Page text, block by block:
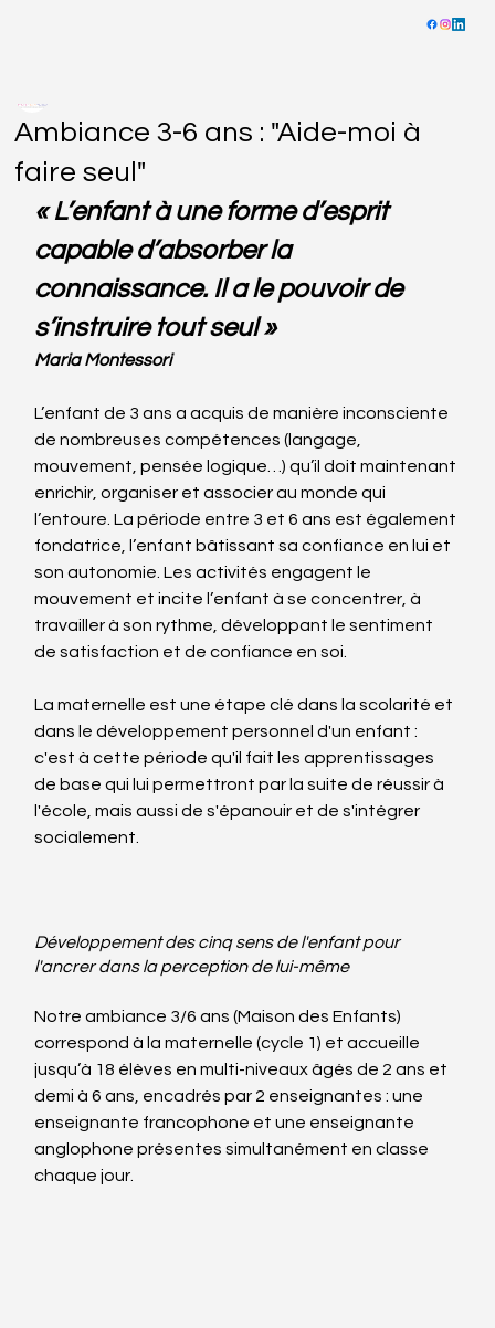
Ambiance 3-6 ans : "Aide-moi à
faire seul"
« L’enfant à une forme d’esprit
capable d’absorber la
connaissance. Il a le pouvoir de
s’instruire tout seul »
Maria Montessori
L’enfant de 3 ans a acquis de manière inconsciente
de nombreuses compétences (langage,
mouvement, pensée logique…) qu’il doit maintenant
enrichir, organiser et associer au monde qui
l’entoure. La période entre 3 et 6 ans est également
fondatrice, l’enfant bâtissant sa confiance en lui et
son autonomie. Les activités engagent le
mouvement et incite l’enfant à se concentrer, à
travailler à son rythme, développant le sentiment
de satisfaction et de confiance en soi.
La maternelle est une étape clé dans la scolarité et
dans le développement personnel d'un enfant :
c'est à cette période qu'il fait les apprentissages
de base qui lui permettront par la suite de réussir à
l'école, mais aussi de s'épanouir et de s'intégrer
socialement.
Développement des cinq sens de l'enfant pour
l'ancrer dans la perception de lui-même
Notre ambiance 3/6 ans (Maison des Enfants)
correspond à la maternelle (cycle 1) et accueille
jusqu’à 18 élèves en multi-niveaux âgés de 2 ans et
demi à 6 ans, encadrés par 2 enseignantes : une
enseignante francophone et une enseignante
anglophone présentes simultanément en classe
chaque jour.